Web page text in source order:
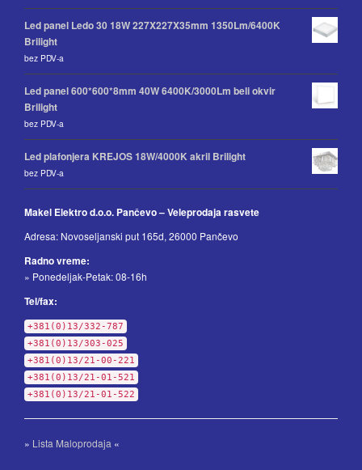
Led panel Ledo 30 18W 227X227X35mm 1350Lm/6400K
Brilight
bez PDV-a
Led panel 600*600*8mm 40W 6400K/3000Lm beli okvir
Brilight
bez PDV-a
Led plafonjera KREJOS 18W/4000K akril Brilight
bez PDV-a
Makel Elektro d.o.o. Pančevo – Veleprodaja rasvete
Adresa: Novoseljanski put 165d, 26000 Pančevo
Radno vreme:
» Ponedeljak-Petak: 08-16h
Tel/fax:
+381(0)13/332-787
+381(0)13/303-025
+381(0)13/21-00-221
+381(0)13/21-01-521
+381(0)13/21-01-522
» Lista Maloprodaja «